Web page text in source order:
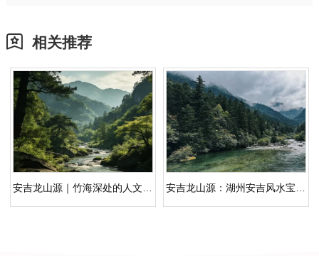
相关推荐
安吉龙山源｜竹海深处的人文纪念园，安吉公墓生态安葬之选 安吉龙山源：湖州安吉风水宝地，龙脉汇聚的人文纪念园